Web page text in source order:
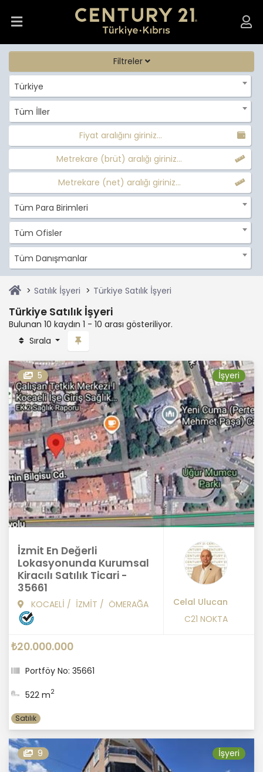
Filtreler
Türkiye
Tüm İller
Fiyat aralığını giriniz...
Metrekare (brüt) aralığı giriniz...
Metrekare (net) aralığı giriniz...
Tüm Para Birimleri
Tüm Ofisler
Tüm Danışmanlar
Satılık İşyeri Türkiye Satılık İşyeri
Türkiye Satılık İşyeri
Bulunan 10 kaydın 1 - 10 arası gösteriliyor.
Sırala
5 İşyeri
İzmit En Değerli
Lokasyonunda Kurumsal
Kiracılı Satılık Ticari -
35661
KOCAELİ / İZMİT / ÖMERAĞA
Celal Ulucan
C21 NOKTA
₺20.000.000
Portföy No: 35661
522 m2
Satılık
9 İşyeri